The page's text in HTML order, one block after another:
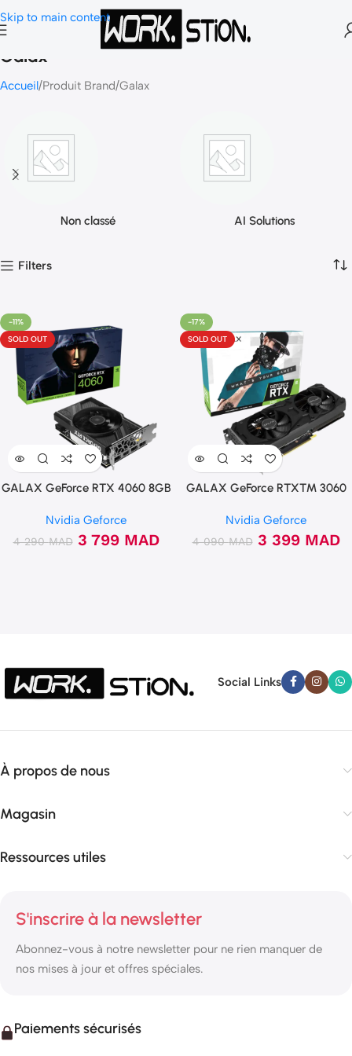
Skip to main content
Galax
Accueil Produit Brand Galax
Non classé AI Solutions
Filters
-11%
SOLD OUT
GALAX GeForce RTX 4060 8GB
Nvidia Geforce
4 290MAD 3 799 MAD
-17%
SOLD OUT
GALAX GeForce RTX™ 3060
Nvidia Geforce
4 090MAD 3 399 MAD
Social Links
À propos de nous
Magasin
Ressources utiles
S'inscrire à la newsletter
Abonnez-vous à notre newsletter pour ne rien manquer de
nos mises à jour et offres spéciales.
Paiements sécurisés